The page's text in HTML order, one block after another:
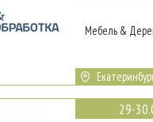
Мебель &
29-